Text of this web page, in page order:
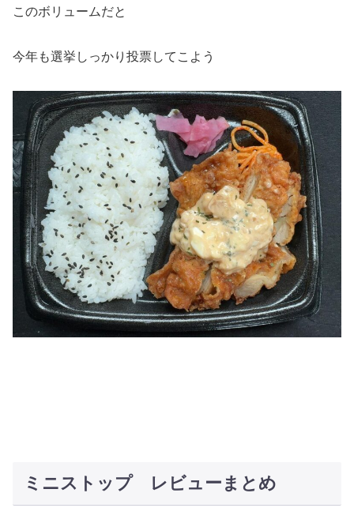
このボリュームだと
今年も選挙しっかり投票してこよう
ミニストップ レビューまとめ